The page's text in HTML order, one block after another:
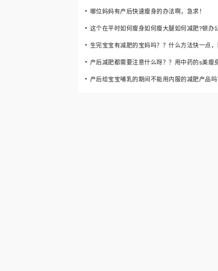
哪位妈妈有产后快速瘦身的办法啊，急求！